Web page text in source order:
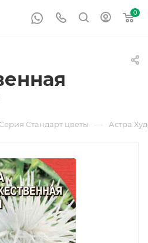
0
.Серия Стандарт цветы — Астра